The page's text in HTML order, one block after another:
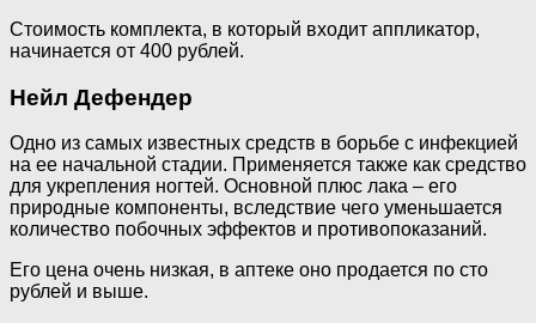
Стоимость комплекта, в который входит аппликатор,
начинается от 400 рублей.
Нейл Дефендер
Одно из самых известных средств в борьбе с инфекцией
на ее начальной стадии. Применяется также как средство
для укрепления ногтей. Основной плюс лака – его
природные компоненты, вследствие чего уменьшается
количество побочных эффектов и противопоказаний.
Его цена очень низкая, в аптеке оно продается по сто
рублей и выше.